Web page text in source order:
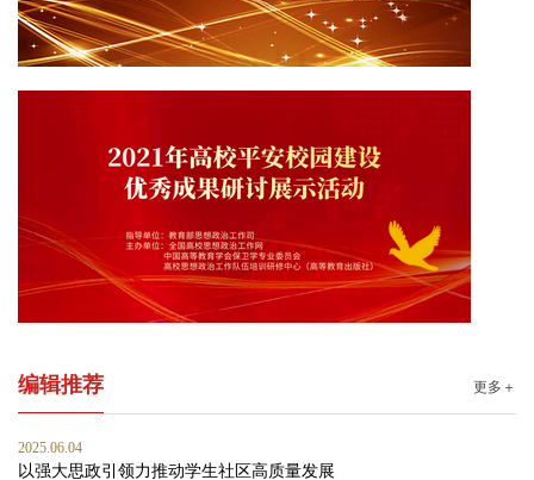
编辑推荐 更多＋
2025.06.04
以强大思政引领力推动学生社区高质量发展